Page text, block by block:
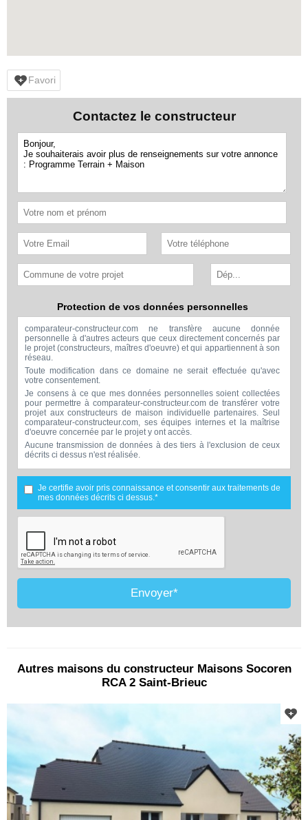
Favori
Contactez le constructeur
Protection de vos données personnelles
comparateur-constructeur.com ne transfère aucune donnée
personnelle à d'autres acteurs que ceux directement concernés par
le projet (constructeurs, maîtres d'oeuvre) et qui appartiennent à son
réseau.
Toute modification dans ce domaine ne serait effectuée qu'avec
votre consentement.
Je consens à ce que mes données personnelles soient collectées
pour permettre à comparateur-constructeur.com de transférer votre
projet aux constructeurs de maison individuelle partenaires. Seul
comparateur-constructeur.com, ses équipes internes et la maîtrise
d'oeuvre concernée par le projet y ont accès.
Aucune transmission de données à des tiers à l'exclusion de ceux
décrits ci dessus n'est réalisée.
Mes données téléphoniques seront uniquement utilisées par
comparateur-constructeur.com et la maîtrise d'ouvrage concernée
par votre projet dans le cadre de la qualification et du suivi de mon
projet.
Les données sont conservées pendant une durée de 18 mois
courant à partir des derniers contacts effectifs entre comparateur-
constructeur.com et vous ou comparateur-constructeur.com et un
membre de la maîtrise d'oeuvre en rapport avec ce projet et qui
serait en relation avec comparateur-constructeur sur ce projet.
Conformément à la loi « informatique et libertés », vous pouvez
exercer votre droit d'accès aux données vous concernant et les faire
rectifier en contactant : Vitaweb, 7 bis rue de l'Héronière, 17220
SALLES-SUR-MER - FRANCE. Tél. 07.86.24.07.28 -
contact@comparateur-constructeur.com
Je certifie avoir pris connaissance et consentir aux traitements de
mes données décrits ci dessus.*
Envoyer*
Autres maisons du constructeur Maisons Socoren
RCA 2 Saint-Brieuc